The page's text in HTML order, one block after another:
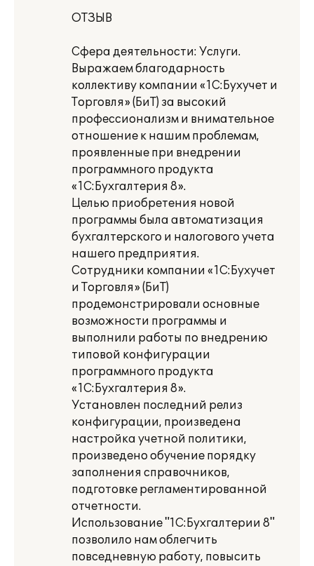
ОТЗЫВ
Сфера деятельности: Услуги.
Выражаем благодарность
коллективу компании «1С:Бухучет и
Торговля» (БиТ) за высокий
профессионализм и внимательное
отношение к нашим проблемам,
проявленные при внедрении
программного продукта
«1С:Бухгалтерия 8».
Целью приобретения новой
программы была автоматизация
бухгалтерского и налогового учета
нашего предприятия.
Сотрудники компании «1С:Бухучет
и Торговля» (БиТ)
продемонстрировали основные
возможности программы и
выполнили работы по внедрению
типовой конфигурации
программного продукта
«1С:Бухгалтерия 8».
Установлен последний релиз
конфигурации, произведена
настройка учетной политики,
произведено обучение порядку
заполнения справочников,
подготовке регламентированной
отчетности.
Использование "1С:Бухгалтерии 8"
позволило нам облегчить
повседневную работу, повысить